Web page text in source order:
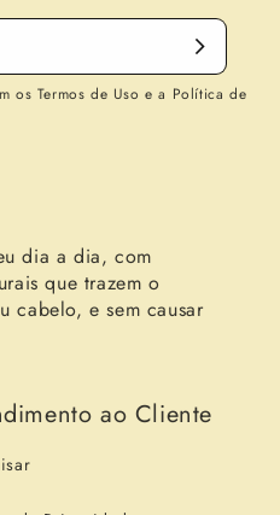
os Termos de Uso e a Política de
dia a dia, com
que trazem o
cabelo, e sem causar
ao Cliente